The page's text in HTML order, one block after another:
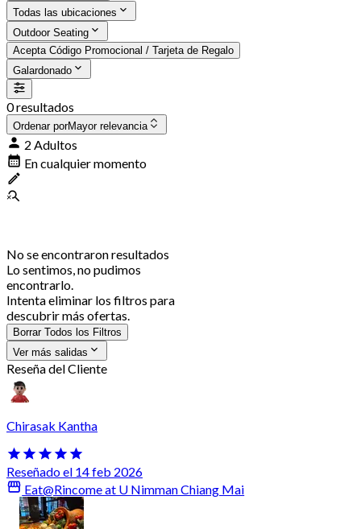
Todas las ubicaciones
Outdoor Seating
Acepta Código Promocional / Tarjeta de Regalo
Galardonado
0 resultados
Ordenar porMayor relevancia
2 Adultos
En cualquier momento
No se encontraron resultados
Lo sentimos, no pudimos
encontrarlo.
Intenta eliminar los filtros para
descubrir más ofertas.
Borrar Todos los Filtros
Ver más salidas
Reseña del Cliente
Chirasak Kantha
Reseñado el 14 feb 2026
Eat@Rincome at U Nimman Chiang Mai